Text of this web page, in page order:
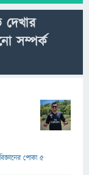
দেখার
সম্পর্ক
বিজ্ঞানের পোকা ৫